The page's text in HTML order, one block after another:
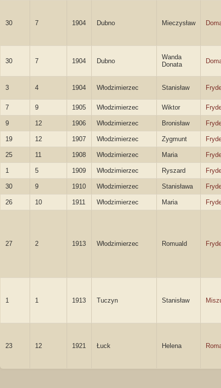
30 7 1904 Dubno Mieczysław
30 7 1904 Dubno
Wanda
Donata
3 4 1904 Włodzimierzec Stanisław
7 9 1905 Włodzimierzec Wiktor
9 12 1906 Włodzimierzec Bronisław
19 12 1907 Włodzimierzec Zygmunt
25 11 1908 Włodzimierzec Maria
1 5 1909 Włodzimierzec Ryszard
30 9 1910 Włodzimierzec Stanisława
26 10 1911 Włodzimierzec Maria
27 2 1913 Włodzimierzec Romuald
1 1 1913 Tuczyn Stanisław
23 12 1921 Łuck Helena